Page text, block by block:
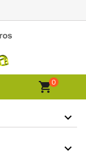
shopping_cart0